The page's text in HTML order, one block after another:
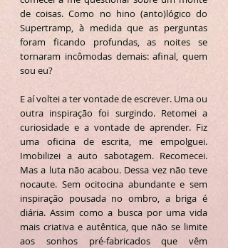
de coisas. Como no hino (anto)lógico do
Supertramp, à medida que as perguntas
foram ficando profundas, as noites se
tornaram incômodas demais: afinal, quem
sou eu?
E aí voltei a ter vontade de escrever. Uma ou
outra inspiração foi surgindo. Retomei a
curiosidade e a vontade de aprender. Fiz
uma oficina de escrita, me empolguei.
Imobilizei a auto sabotagem. Recomecei.
Mas a luta não acabou. Dessa vez não teve
nocaute. Sem ocitocina abundante e sem
inspiração pousada no ombro, a briga é
diária. Assim como a busca por uma vida
mais criativa e autêntica, que não se limite
aos sonhos pré-fabricados que vêm